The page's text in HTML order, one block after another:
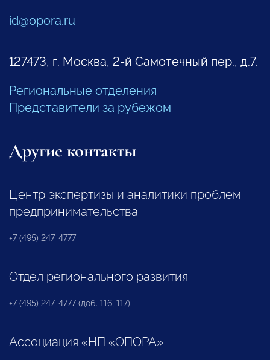
id@opora.ru
127473, г. Москва, 2-й Самотечный пер., д.7.
Региональные отделения
Представители за рубежом
Другие контакты
Центр экспертизы и аналитики проблем
предпринимательства
+7 (495) 247-4777
Отдел регионального развития
+7 (495) 247-4777 (доб. 116, 117)
Ассоциация «НП «ОПОРА»